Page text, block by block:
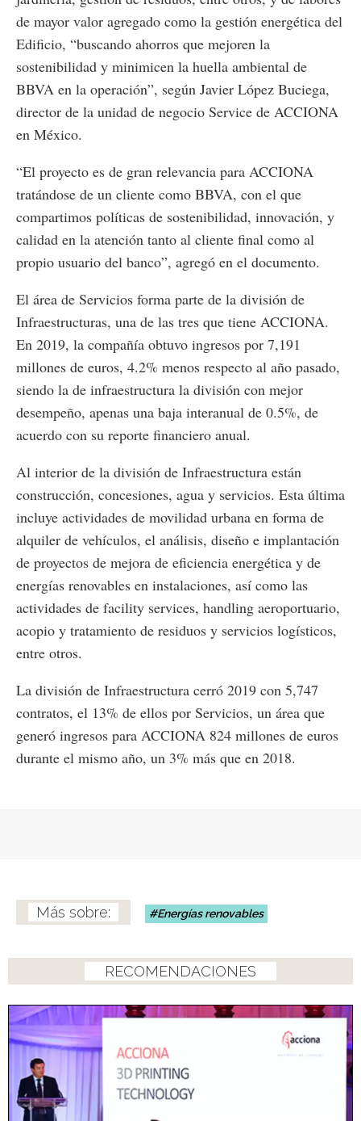
de mayor valor agregado como la gestión energética del
Edificio, “buscando ahorros que mejoren la
sostenibilidad y minimicen la huella ambiental de
BBVA en la operación”, según Javier López Buciega,
director de la unidad de negocio Service de ACCIONA
en México.
“El proyecto es de gran relevancia para ACCIONA
tratándose de un cliente como BBVA, con el que
compartimos políticas de sostenibilidad, innovación, y
calidad en la atención tanto al cliente final como al
propio usuario del banco”, agregó en el documento.
El área de Servicios forma parte de la división de
Infraestructuras, una de las tres que tiene ACCIONA.
En 2019, la compañía obtuvo ingresos por 7,191
millones de euros, 4.2% menos respecto al año pasado,
siendo la de infraestructura la división con mejor
desempeño, apenas una baja interanual de 0.5%, de
acuerdo con su reporte financiero anual.
Al interior de la división de Infraestructura están
construcción, concesiones, agua y servicios. Esta última
incluye actividades de movilidad urbana en forma de
alquiler de vehículos, el análisis, diseño e implantación
de proyectos de mejora de eficiencia energética y de
energías renovables en instalaciones, así como las
actividades de facility services, handling aeroportuario,
acopio y tratamiento de residuos y servicios logísticos,
entre otros.
La división de Infraestructura cerró 2019 con 5,747
contratos, el 13% de ellos por Servicios, un área que
generó ingresos para ACCIONA 824 millones de euros
durante el mismo año, un 3% más que en 2018.
Energías renovables
RECOMENDACIONES